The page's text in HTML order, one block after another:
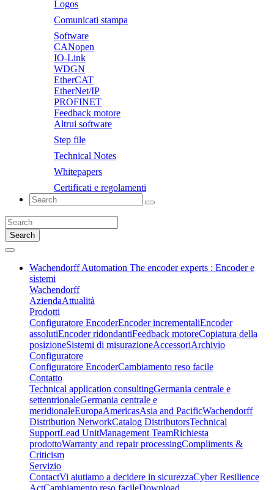
Logos
Comunicati stampa
Software
CANopen
IO-Link
WDGN
EtherCAT
EtherNet/IP
PROFINET
Feedback motore
Altrui software
Step file
Technical Notes
Whitepapers
Certificati e regolamenti
Search
Wachendorff Automation The encoder experts : Encoder e
sistemi
Wachendorff
AziendaAttualità
Prodotti
Configuratore EncoderEncoder incrementaliEncoder
assolutiEncoder ridondantiFeedback motoreCopiatura della
posizioneSistemi di misurazioneAccessoriArchivio
Configuratore
Configuratore EncoderCambiamento reso facile
Contatto
Technical application consultingGermania centrale e
settentrionaleGermania centrale e
meridionaleEuropaAmericasAsia and PacificWachendorff
Distribution NetworkCatalog DistributorsTechnical
SupportLead UnitManagement TeamRichiesta
prodottoWarranty and repair processingCompliments &
Criticism
Servizio
ContactVi aiutiamo a decidere in sicurezzaCyber Resilience
ActCambiamento reso facileDownload